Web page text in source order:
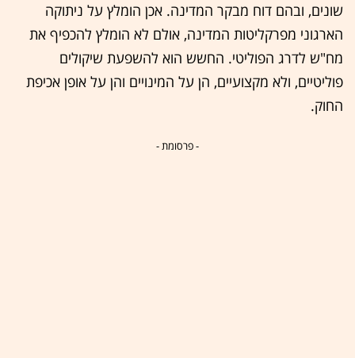
שונים, ובהם דוח מבקר המדינה. אכן הומלץ על ניתוקה
הארגוני מפרקליטות המדינה, אולם לא הומלץ להכפיף את
מח"ש לדרג הפוליטי. החשש הוא להשפעת שיקולים
פוליטיים, ולא מקצועיים, הן על המינויים והן על אופן אכיפת
החוק.
- פרסומת -